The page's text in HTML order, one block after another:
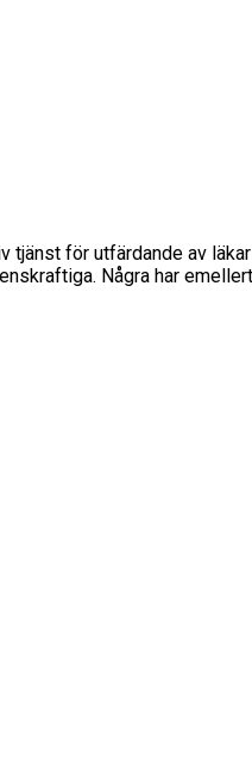
för utfärdande av
Några har